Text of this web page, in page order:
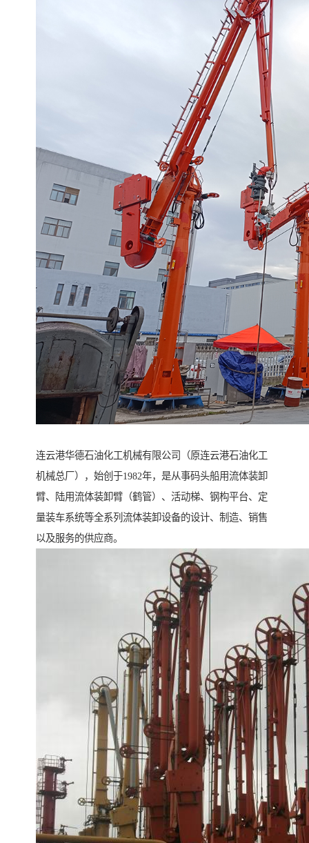
连云港华德石油化工机械有限公司（原连云港石油化工
机械总厂），始创于1982年，是从事码头船用流体装卸
臂、陆用流体装卸臂（鹤管）、活动梯、钢构平台、定
量装车系统等全系列流体装卸设备的设计、制造、销售
以及服务的供应商。